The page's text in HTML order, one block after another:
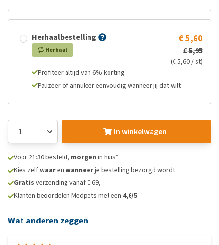
Herhaalbestelling
Herhaal
€ 5,60
€ 5,95
(€ 5,60 / st)
Profiteer altijd van 6% korting
Pauzeer of annuleer eenvoudig wanneer jij dat wilt
In winkelwagen
Voor 21:30 besteld, morgen in huis*
Kies zelfwaaren wanneerje bestelling bezorgd wordt
Gratis verzending vanaf € 69,-
Klanten beoordelen Medpets met een 4,6/5
Wat anderen zeggen